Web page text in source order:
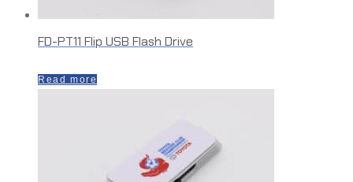
FD-PT11 Flip USB Flash Drive
Read more